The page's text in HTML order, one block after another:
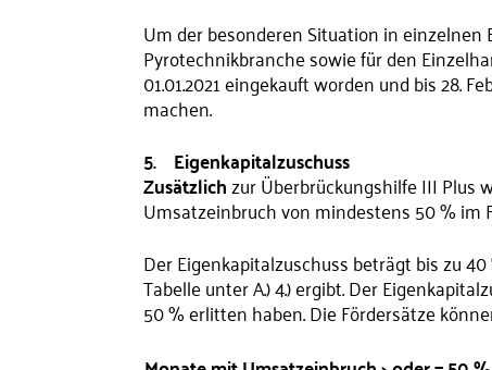
Um der besonderen Situation in einzelnen
Pyrotechnikbranche sowie für den
01.01.2021 eingekauft worden und bis 28.
machen.
5. Eigenkapitalzuschuss
Zusätzlichzur Überbrückungshilfe III Plus
Umsatzeinbruch von mindestens 50 % im
Der Eigenkapitalzuschuss beträgt bis zu
Tabelle unter A.) 4.) ergibt. Der
50 % erlitten haben. Die Fördersätze